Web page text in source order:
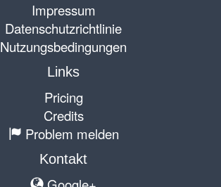
Impressum
Datenschutzrichtlinie
Nutzungsbedingungen
Links
Pricing
Credits
Problem melden
Kontakt